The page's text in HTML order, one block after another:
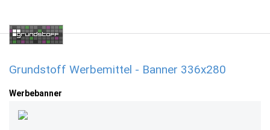
Grundstoff Werbemittel - Banner 336x280
Werbebanner